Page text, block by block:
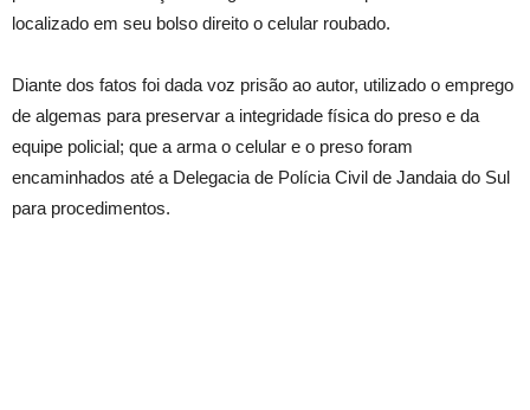
localizado em seu bolso direito o celular roubado.
Diante dos fatos foi dada voz prisão ao autor, utilizado o emprego
de algemas para preservar a integridade física do preso e da
equipe policial; que a arma o celular e o preso foram
encaminhados até a Delegacia de Polícia Civil de Jandaia do Sul
para procedimentos.